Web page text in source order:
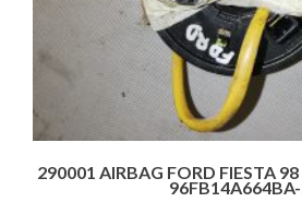
290001 AIRBAG FORD FIESTA